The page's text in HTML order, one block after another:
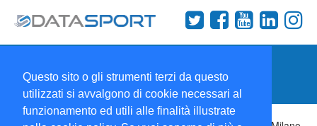
Questo sito o gli strumenti terzi da questo
utilizzati si avvalgono di cookie necessari al
funzionamento ed utili alle finalità illustrate
Collabora con noi